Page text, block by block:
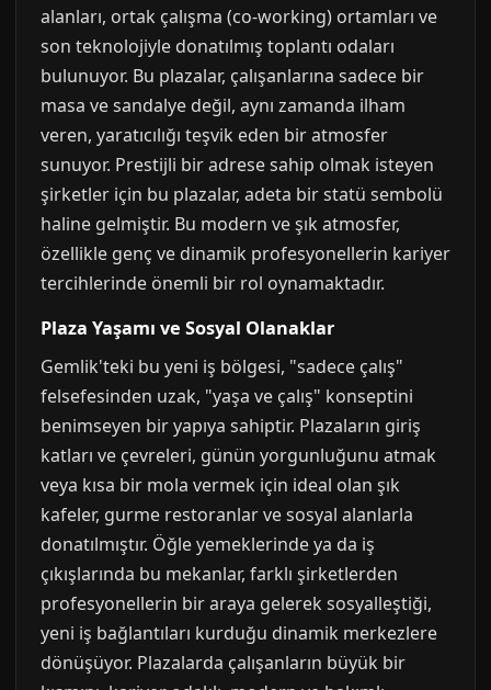
alanları, ortak çalışma (co-working) ortamları ve
son teknolojiyle donatılmış toplantı odaları
bulunuyor. Bu plazalar, çalışanlarına sadece bir
masa ve sandalye değil, aynı zamanda ilham
veren, yaratıcılığı teşvik eden bir atmosfer
sunuyor. Prestijli bir adrese sahip olmak isteyen
şirketler için bu plazalar, adeta bir statü sembolü
haline gelmiştir. Bu modern ve şık atmosfer,
özellikle genç ve dinamik profesyonellerin kariyer
tercihlerinde önemli bir rol oynamaktadır.
Plaza Yaşamı ve Sosyal Olanaklar
Gemlik'teki bu yeni iş bölgesi, "sadece çalış"
felsefesinden uzak, "yaşa ve çalış" konseptini
benimseyen bir yapıya sahiptir. Plazaların giriş
katları ve çevreleri, günün yorgunluğunu atmak
veya kısa bir mola vermek için ideal olan şık
kafeler, gurme restoranlar ve sosyal alanlarla
donatılmıştır. Öğle yemeklerinde ya da iş
çıkışlarında bu mekanlar, farklı şirketlerden
profesyonellerin bir araya gelerek sosyalleştiği,
yeni iş bağlantıları kurduğu dinamik merkezlere
dönüşüyor. Plazalarda çalışanların büyük bir